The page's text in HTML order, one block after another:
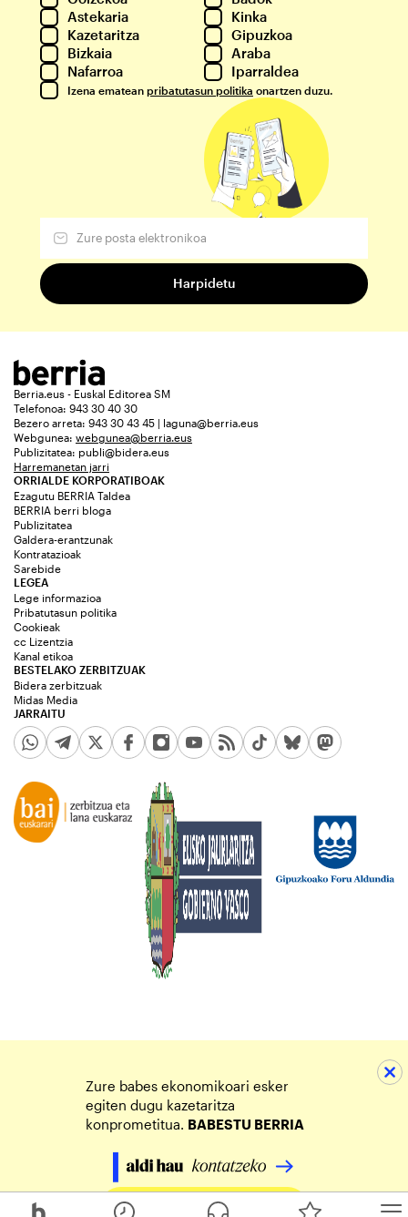
Astekaria
Kinka
Kazetaritza
Gipuzkoa
Bizkaia
Araba
Nafarroa
Iparraldea
Izena ematean pribatutasun politika onartzen duzu.
Berria.eus - Euskal Editorea SM
Telefonoa: 943 30 40 30
Bezero arreta: 943 30 43 45 | laguna@berria.eus
Webgunea: webgunea@berria.eus
Publizitatea: publi@bidera.eus
Harremanetan jarri
ORRIALDE KORPORATIBOAK
Ezagutu BERRIA Taldea
BERRIA berri bloga
Publizitatea
Galdera-erantzunak
Kontratazioak
Sarebide
JARRAITU
LEGEA
Lege informazioa
Pribatutasun politika
Cookieak
cc Lizentzia
Kanal etikoa
BESTELAKO ZERBITZUAK
Bidera zerbitzuak
Midas Media
Zure babes ekonomikoari esker
egiten dugu kazetaritza
konprometitua. BABESTU BERRIA
Egin zure ekarpena